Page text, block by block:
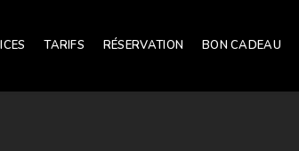
TARIFS RÉSERVATION BON CADEAU